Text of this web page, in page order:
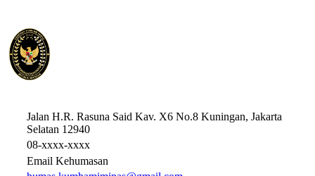
Jalan H.R. Rasuna Said Kav. X6 No.8 Kuningan, Jakarta
Selatan 12940
08-xxxx-xxxx
Email Kehumasan